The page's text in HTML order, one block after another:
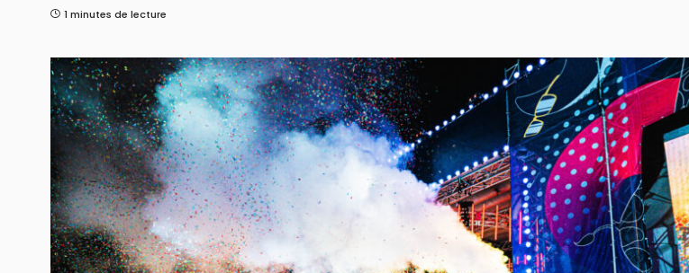
1 minutes de lecture